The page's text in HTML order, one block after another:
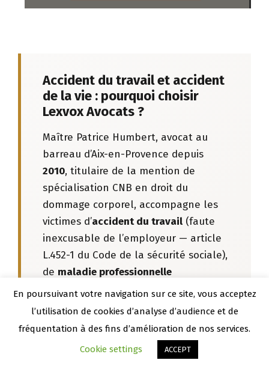
Accident du travail et accident
de la vie : pourquoi choisir
Lexvox Avocats ?
Maître Patrice Humbert, avocat au
barreau d’Aix-en-Provence depuis
2010, titulaire de la mention de
spécialisation CNB en droit du
dommage corporel, accompagne les
victimes d’accident du travail (faute
inexcusable de l’employeur — article
L.452-1 du Code de la sécurité sociale),
de maladie professionnelle
(contestation refus CPAM,
contestation taux d’incapacité), et
accident de la vie privée (Garantie
Accidents de la Vie – GAV).
En poursuivant votre navigation sur ce site, vous acceptez
l’utilisation de cookies d’analyse d’audience et de
fréquentation à des fins d’amélioration de nos services.
Cookie settings
ACCEPT
Appeler le cabinet Être rappelé